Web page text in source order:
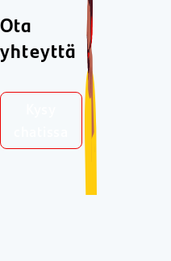
Ota
yhteyttä